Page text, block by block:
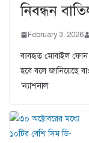
নিবন্ধন
February 3, 2026
ব্যবহৃত মোবাইল ফোন
হবে বলে জানিয়েছে
‘ন্যাশনাল